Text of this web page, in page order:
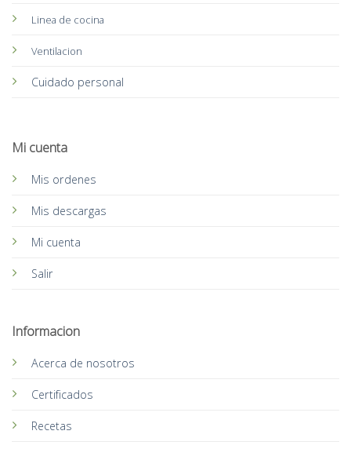
Mi cuenta
Mis ordenes
Mis descargas
Mi cuenta
Salir
Informacion
Acerca de nosotros
Certificados
Recetas
Linea de cocina
Ventilacion
Cuidado personal